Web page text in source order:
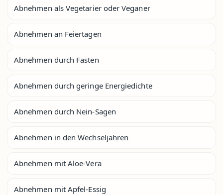
Abnehmen als Vegetarier oder Veganer
Abnehmen an Feiertagen
Abnehmen durch Fasten
Abnehmen durch geringe Energiedichte
Abnehmen durch Nein-Sagen
Abnehmen in den Wechseljahren
Abnehmen mit Aloe-Vera
Abnehmen mit Apfel-Essig